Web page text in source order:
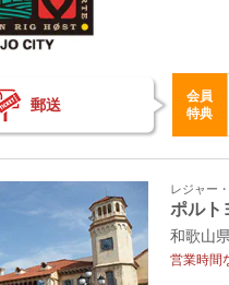
郵送
会員
特典
レジャー
ポルト
和歌山
営業時間